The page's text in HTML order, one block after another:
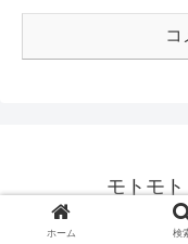
コ
モトモ
© 2019 モ
ホーム 検